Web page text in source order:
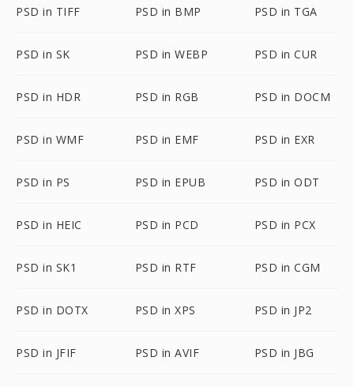
PSD in TIFF PSD in BMP PSD in TGA
PSD in SK PSD in WEBP PSD in CUR
PSD in HDR PSD in RGB PSD in DOCM
PSD in WMF PSD in EMF PSD in EXR
PSD in PS PSD in EPUB PSD in ODT
PSD in HEIC PSD in PCD PSD in PCX
PSD in SK1 PSD in RTF PSD in CGM
PSD in DOTX PSD in XPS PSD in JP2
PSD in JFIF PSD in AVIF PSD in JBG